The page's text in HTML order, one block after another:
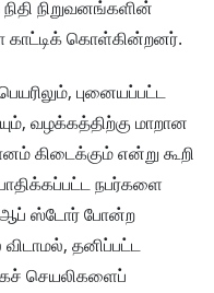
நிறுவனங்களின்
காட்டிக் கொள்கின்றனர்.
புனையப்பட்ட
வழக்கத்திற்கு மாறான
கிடைக்கும் என்று கூறி
நபர்களை
ஆப் ஸ்டோர் போன்ற
தனிப்பட்ட
செயலிகளைப்